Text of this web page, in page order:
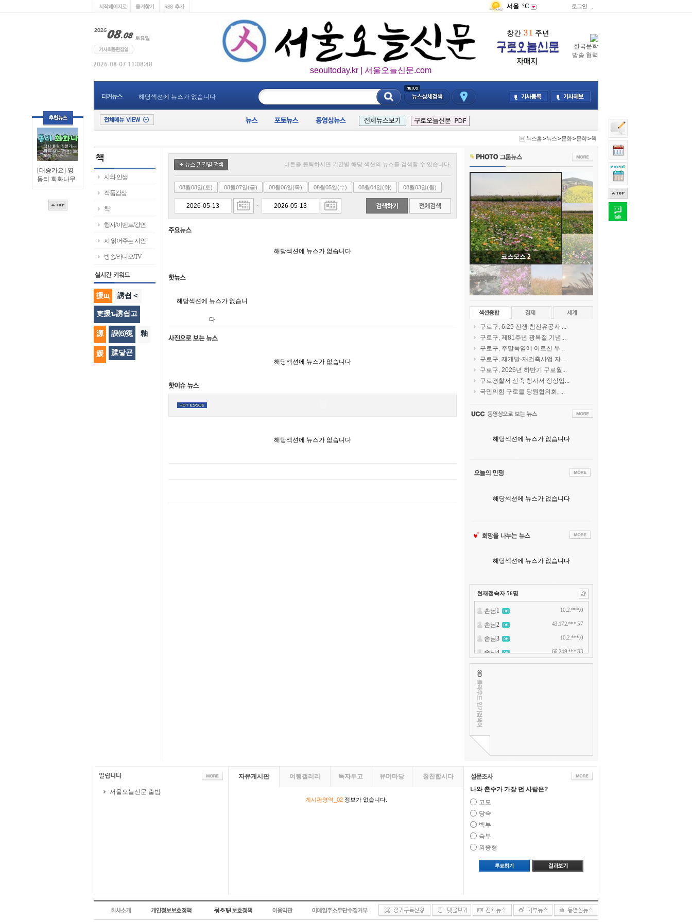
[대중가요] 영
동리 회화나무
서울 °C 로그인
seoultoday.kr | 서울오늘신문.com
한국문학
방송 협력
티커뉴스 해당섹션에 뉴스가 없습니다
뉴스홈>뉴스>문화>문학>책
시와 인생
작품감상
책
행사/이벤트/강연
시 읽어주는 시인
방송/라디오/TV
援щ 誘쇱＜
吏援ъ誘쇱고
源 諛⑹寃 釉
媛 蹂닿굔
버튼을 클릭하시면 기간별 해당 섹션의 뉴스를 검색할 수 있습니다.
08월08일(토) 08월07일(금) 08월06일(목) 08월05일(수) 08월04일(화) 08월03일(월)
~
해당섹션에 뉴스가 없습니다
해당섹션에 뉴스가 없습니
다
해당섹션에 뉴스가 없습니다
해당섹션에 뉴스가 없습니다
코스모스 2
구로구, 6.25 전쟁 참전유공자 ...
구로구, 제81주년 광복절 기념...
구로구, 주말폭염에 어르신 무...
구로구, 재개발·재건축사업 자...
구로구, 2026년 하반기 구로월...
구로경찰서 신축 청사서 정상업...
국민의힘 구로을 당원협의회, ...
해당섹션에 뉴스가 없습니다
해당섹션에 뉴스가 없습니다
해당섹션에 뉴스가 없습니다
현재접속자 56명
서울오늘신문 출범
자유게시판 여행갤러리 독자투고 유머마당 칭찬합시다
게시판영역_02정보가 없습니다.
나와 촌수가 가장 먼 사람은?
고모
당숙
백부
숙부
외종형